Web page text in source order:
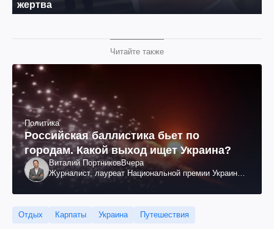
Читайте также
Политика
Российская баллистика бьет по
городам. Какой выход ищет Украина?
Виталий ПортниковВчера
Журналист, лауреат Национальной премии Украины
Отдых Карпаты Украина Путешествия